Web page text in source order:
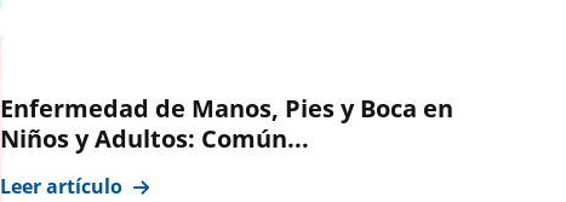
Enfermedad de Manos, Pies y Boca en
Niños y Adultos: Común...
Leer artículo